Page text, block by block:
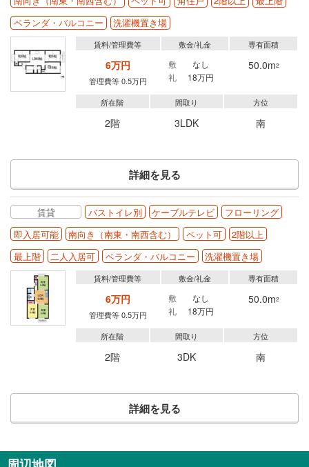
ベランダ・バルコニー
洗濯機置き場
賃料/管理費等
6万円
管理費等 0.5万円
敷金/礼金
敷
なし
礼
18万円
専有面積
50.0m2
所在階
2階
間取り
3LDK
方位
南
詳細を見る
賃貸 バストイレ別 ケーブルテレビ
フローリング
即入居可能
南向き（南東・南西含む） ペット可
2階以上
最上階
二人入居可 ベランダ・バルコニー 洗濯機置き場
賃料/管理費等
6万円
管理費等 0.5万円
敷金/礼金
敷
なし
礼
18万円
専有面積
50.0m2
所在階
2階
間取り
3DK
方位
南
詳細を見る